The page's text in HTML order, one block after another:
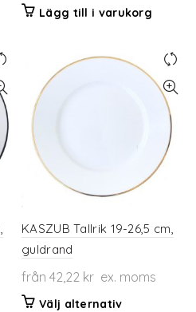
Lägg till i varukorg
KASZUB Tallrik 19-26,5 cm,
guldrand
från 42,22 kr ex. moms
Välj alternativDen